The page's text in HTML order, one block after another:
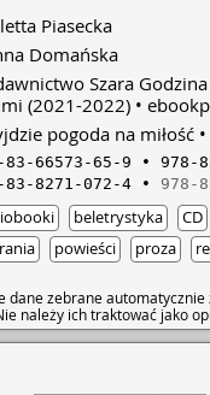
Piasecka
Domańska
Szara Godzina
(2021-2022)
pogoda na miłość
83-66573-65-9 978-
83-8271-072-4
978-
beletrystyka CD
powieści proza
dane zebrane
należy ich traktować jako